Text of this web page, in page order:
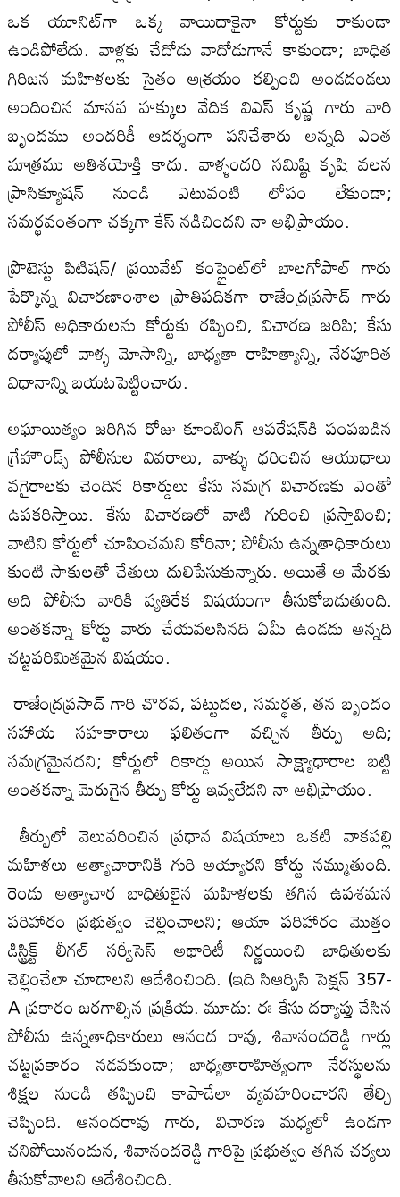
ఒక యూనిట్‌గా ఒక్క వాయిదాకైనా కోర్టుకు రాకుండా
ఉండిపోలేదు. వాళ్లకు చేదోడు వాదోడుగానే కాకుండా; బాధిత
గిరిజన మహిళలకు సైతం ఆశ్రయం కల్పించి అండదండలు
అందించిన మానవ హక్కుల వేదిక విఎస్ కృష్ణ గారు వారి
బృందము అందరికీ ఆదర్శంగా పనిచేశారు అన్నది ఎంత
మాత్రము అతిశయోక్తి కాదు. వాళ్ళందరి సమిష్టి కృషి వలన
ప్రాసిక్యూషన్ నుండి ఎటువంటి లోపం లేకుండా;
సమర్థవంతంగా చక్కగా కేస్ నడిచిందని నా అభిప్రాయం.
ప్రొటెస్టు పిటిషన్/ ప్రయివేట్ కంప్లైంట్‌లో బాలగోపాల్ గారు
పేర్కొన్న విచారణాంశాల ప్రాతిపదికగా రాజేంద్రప్రసాద్ గారు
పోలీస్ అధికారులను కోర్టుకు రప్పించి, విచారణ జరిపి; కేసు
దర్యాప్తులో వాళ్ళ మోసాన్ని, బాధ్యతా రాహిత్యాన్ని, నేరపూరిత
విధానాన్ని బయటపెట్టించారు.
అఘాయిత్యం జరిగిన రోజు కూంబింగ్ ఆపరేషన్‌కి పంపబడిన
గ్రేహౌండ్స్ పోలీసుల వివరాలు, వాళ్ళు ధరించిన ఆయుధాలు
వగైరాలకు చెందిన రికార్డులు కేసు సమగ్ర విచారణకు ఎంతో
ఉపకరిస్తాయి. కేసు విచారణలో వాటి గురించి ప్రస్తావించి;
వాటిని కోర్టులో చూపించమని కోరినా; పోలీసు ఉన్నతాధికారులు
కుంటి సాకులతో చేతులు దులిపేసుకున్నారు. అయితే ఆ మేరకు
అది పోలీసు వారికి వ్యతిరేక విషయంగా తీసుకోబడుతుంది.
అంతకన్నా కోర్టు వారు చేయవలసినది ఏమీ ఉండదు అన్నది
చట్టపరిమితమైన విషయం.
రాజేంద్రప్రసాద్ గారి చొరవ, పట్టుదల, సమర్థత, తన బృందం
సహాయ సహకారాలు ఫలితంగా వచ్చిన తీర్పు అది;
సమగ్రమైనదని; కోర్టులో రికార్డు అయిన సాక్ష్యాధారాల బట్టి
అంతకన్నా మెరుగైన తీర్పు కోర్టు ఇవ్వలేదని నా అభిప్రాయం.
తీర్పులో వెలువరించిన ప్రధాన విషయాలు ఒకటి వాకపల్లి
మహిళలు అత్యాచారానికి గురి అయ్యారని కోర్టు నమ్ముతుంది.
రెండు అత్యాచార బాధితులైన మహిళలకు తగిన ఉపశమన
పరిహారం ప్రభుత్వం చెల్లించాలని; ఆయా పరిహారం మొత్తం
డిస్ట్రిక్ట్ లీగల్ సర్వీసెస్ అథారిటీ నిర్ణయించి బాధితులకు
చెల్లించేలా చూడాలని ఆదేశించింది. (ఇది సిఆర్పిసి సెక్షన్ 357-
A ప్రకారం జరగాల్సిన ప్రక్రియ. మూడు: ఈ కేసు దర్యాప్తు చేసిన
పోలీసు ఉన్నతాధికారులు ఆనంద రావు, శివానందరెడ్డి గార్లు
చట్టప్రకారం నడవకుండా; బాధ్యతారాహిత్యంగా నేరస్థులను
శిక్షల నుండి తప్పించి కాపాడేలా వ్యవహరించారని తేల్చి
చెప్పింది. ఆనందరావు గారు, విచారణ మధ్యలో ఉండగా
చనిపోయినందున, శివానందరెడ్డి గారిపై ప్రభుత్వం తగిన చర్యలు
తీసుకోవాలని ఆదేశించింది.